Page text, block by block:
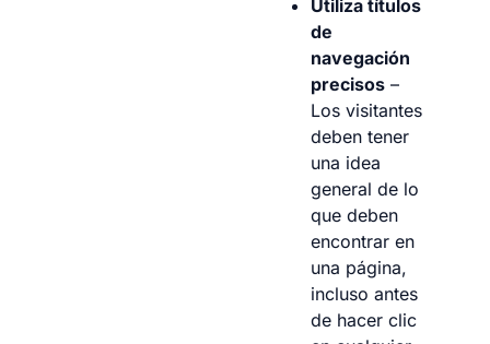
Utiliza títulos
de
navegación
precisos –
Los visitantes
deben tener
una idea
general de lo
que deben
encontrar en
una página,
incluso antes
de hacer clic